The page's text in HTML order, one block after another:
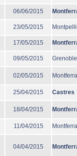
06/06/2015
23/05/2015
17/05/2015
09/05/2015 Grenoble
02/05/2015
25/04/2015 Castres
18/04/2015
11/04/2015
04/04/2015